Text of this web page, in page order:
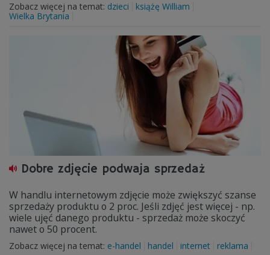
Zobacz więcej na temat: dzieci
książę William
Wielka Brytania
Dobre zdjęcie podwaja sprzedaż
W handlu internetowym zdjęcie może zwiększyć szanse
sprzedaży produktu o 2 proc. Jeśli zdjęć jest więcej - np.
wiele ujęć danego produktu - sprzedaż może skoczyć
nawet o 50 procent.
Zobacz więcej na temat: e-handel handel internet reklama